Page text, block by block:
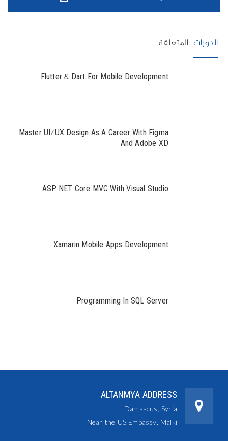
الدورات المتعلقة
Flutter & Dart For Mobile Development
Master UI/UX Design As A Career With Figma
And Adobe XD
ASP.NET Core MVC With Visual Studio
Xamarin Mobile Apps Development
Programming In SQL Server
ALTANMYA ADDRESS
Damascus, Syria
Near the US Embassy, Malki